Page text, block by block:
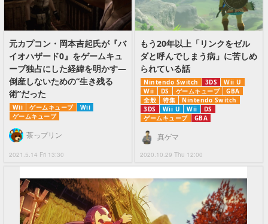
元カプコン・岡本吉起氏が『バ
イオハザード0』をゲームキュ
ーブ独占にした経緯を明かす―
倒産しないための“生き残る
術”だった
Wii ゲームキューブ
Wii
ゲームキューブ
2021.5.14 Fri 13:30
茶っプリン
もう20年以上「リンクをゼル
ダと呼んでしまう病」に苦しめ
られている話
Nintendo Switch 3DS
Wii U
Wii
DS ゲームキューブ
GBA
全般
特集
Nintendo Switch
3DS
Wii U Wii
DS
ゲームキューブ
GBA
2020.10.29 Thu 12:00
真ゲマ